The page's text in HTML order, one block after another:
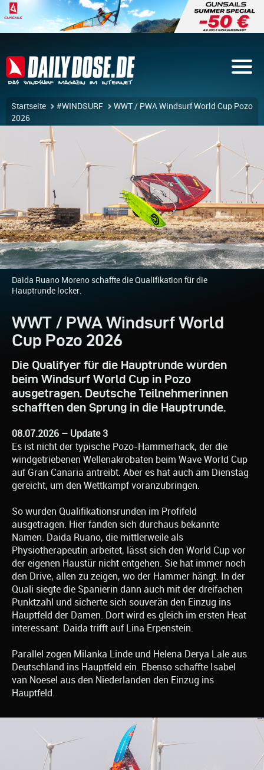
Startseite #WINDSURF
WWT / PWA Windsurf World Cup Pozo
2026
Daida Ruano Moreno schaffte die Qualifikation für die
Hauptrunde locker.
WWT / PWA Windsurf World
Cup Pozo 2026
Die Qualifyer für die Hauptrunde wurden
beim Windsurf World Cup in Pozo
ausgetragen. Deutsche Teilnehmerinnen
schafften den Sprung in die Hauptrunde.
08.07.2026 – Update 3
Es ist nicht der typische Pozo-Hammerhack, der die
windgetriebenen Wellenakrobaten beim Wave World Cup
auf Gran Canaria antreibt. Aber es hat auch am Dienstag
gereicht, um den Wettkampf voranzubringen.
So wurden Qualifikationsrunden im Profifeld
ausgetragen. Hier fanden sich durchaus bekannte
Namen. Daida Ruano, die mittlerweile als
Physiotherapeutin arbeitet, lässt sich den World Cup vor
der eigenen Haustür nicht entgehen. Sie hat immer noch
den Drive, allen zu zeigen, wo der Hammer hängt. In der
Quali siegte die Spanierin dann auch mit der dreifachen
Punktzahl und sicherte sich souverän den Einzug ins
Hauptfeld der Damen. Dort wird es gleich im ersten Heat
interessant. Daida trifft auf Lina Erpenstein.
Parallel zogen Milanka Linde und Helena Derya Lale aus
Deutschland ins Hauptfeld ein. Ebenso schaffte Isabel
van Noesel aus den Niederlanden den Einzug ins
Hauptfeld.